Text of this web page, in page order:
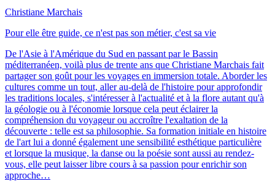
Christiane Marchais
Pour elle être guide, ce n'est pas son métier, c'est sa vie
De l'Asie à l'Amérique du Sud en passant par le Bassin
méditerranéen, voilà plus de trente ans que Christiane Marchais fait
partager son goût pour les voyages en immersion totale. Aborder les
cultures comme un tout, aller au-delà de l'histoire pour approfondir
les traditions locales, s'intéresser à l'actualité et à la flore autant qu'à
la géologie ou à l'économie lorsque cela peut éclairer la
compréhension du voyageur ou accroître l'exaltation de la
découverte : telle est sa philosophie. Sa formation initiale en histoire
de l'art lui a donné également une sensibilité esthétique particulière
et lorsque la musique, la danse ou la poésie sont aussi au rendez-
vous, elle peut laisser libre cours à sa passion pour enrichir son
approche…